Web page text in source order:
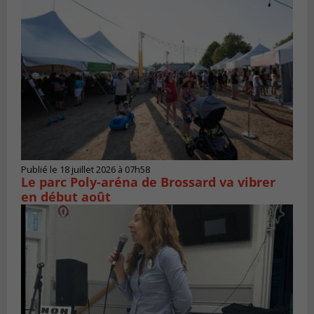
Publié le 18 juillet 2026 à 07h58
Le parc Poly-aréna de Brossard va vibrer
en début août